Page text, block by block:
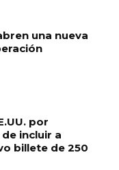
una nueva
por
incluir a
billete de 250